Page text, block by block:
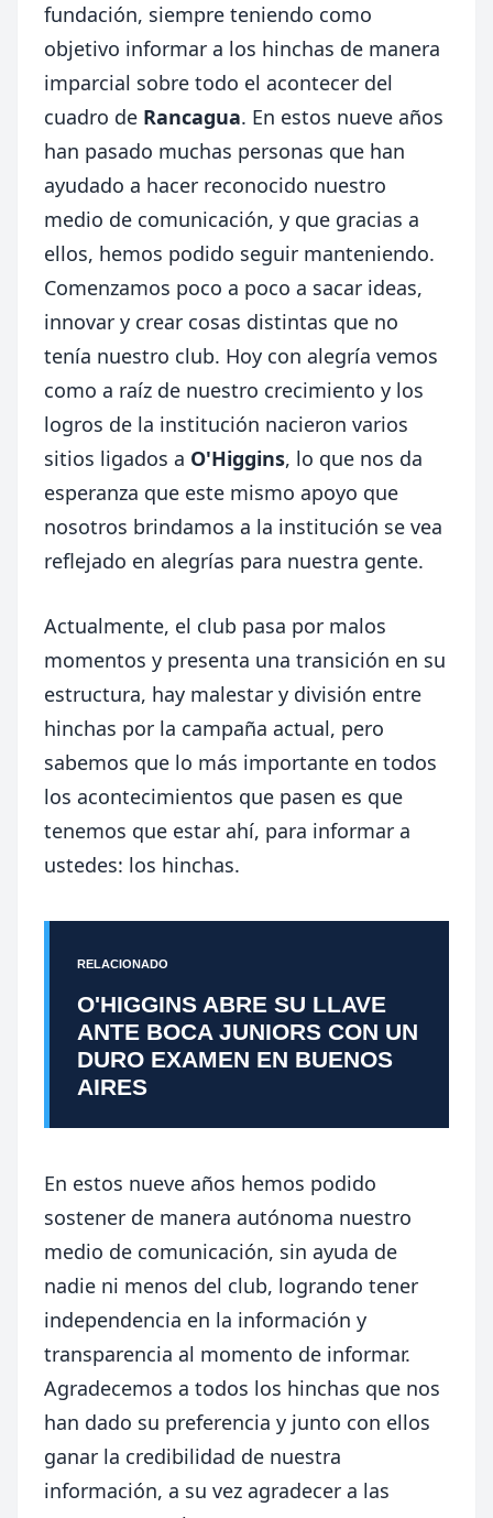
fundación, siempre teniendo como
objetivo informar a los hinchas de manera
imparcial sobre todo el acontecer del
cuadro de Rancagua. En estos nueve años
han pasado muchas personas que han
ayudado a hacer reconocido nuestro
medio de comunicación, y que gracias a
ellos, hemos podido seguir manteniendo.
Comenzamos poco a poco a sacar ideas,
innovar y crear cosas distintas que no
tenía nuestro club. Hoy con alegría vemos
como a raíz de nuestro crecimiento y los
logros de la institución nacieron varios
sitios ligados a O'Higgins, lo que nos da
esperanza que este mismo apoyo que
nosotros brindamos a la institución se vea
reflejado en alegrías para nuestra gente.
Actualmente, el club pasa por malos
momentos y presenta una transición en su
estructura, hay malestar y división entre
hinchas por la campaña actual, pero
sabemos que lo más importante en todos
los acontecimientos que pasen es que
tenemos que estar ahí, para informar a
ustedes: los hinchas.
RELACIONADO
O'HIGGINS ABRE SU LLAVE
ANTE BOCA JUNIORS CON UN
DURO EXAMEN EN BUENOS
AIRES
En estos nueve años hemos podido
sostener de manera autónoma nuestro
medio de comunicación, sin ayuda de
nadie ni menos del club, logrando tener
independencia en la información y
transparencia al momento de informar.
Agradecemos a todos los hinchas que nos
han dado su preferencia y junto con ellos
ganar la credibilidad de nuestra
información, a su vez agradecer a las